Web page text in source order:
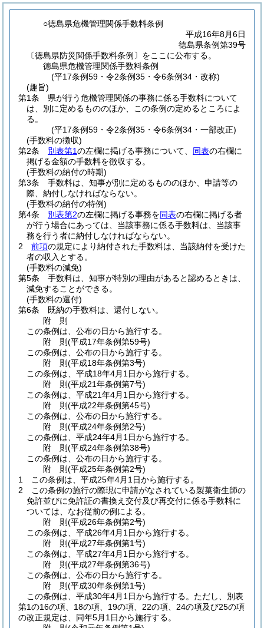
○徳島県危機管理関係手数料条例
平成16年8月6日
徳島県条例第39号
〔徳島県防災関係手数料条例〕をここに公布する。
徳島県危機管理関係手数料条例
(平17条例59・令2条例35・令6条例34・改称)
(趣旨)
第1条
県が行う危機管理関係の事務に係る手数料について
は、別に定めるもののほか、この条例の定めるところによ
る。
(平17条例59・令2条例35・令6条例34・一部改正)
(手数料の徴収)
第2条
別表第1の左欄に掲げる事務について、 同表の右欄に
掲げる金額の手数料を徴収する。
(手数料の納付の時期)
第3条
手数料は、知事が別に定めるもののほか、申請等の
際、納付しなければならない。
(手数料の納付の特例)
第4条
別表第2の左欄に掲げる事務を同表の右欄に掲げる者
が行う場合にあっては、当該事務に係る手数料は、当該事
務を行う者に納付しなければならない。
2
前項の規定により納付された手数料は、当該納付を受けた
者の収入とする。
(手数料の減免)
第5条
手数料は、知事が特別の理由があると認めるときは、
減免することができる。
(手数料の還付)
第6条
既納の手数料は、還付しない。
附 則
この条例は、公布の日から施行する。
附 則(平成17年条例第59号)
この条例は、公布の日から施行する。
附 則(平成18年条例第3号)
この条例は、平成18年4月1日から施行する。
附 則(平成21年条例第7号)
この条例は、平成21年4月1日から施行する。
附 則(平成22年条例第45号)
この条例は、公布の日から施行する。
附 則(平成24年条例第2号)
この条例は、平成24年4月1日から施行する。
附 則(平成24年条例第38号)
この条例は、公布の日から施行する。
附 則(平成25年条例第2号)
1
この条例は、平成25年4月1日から施行する。
2
この条例の施行の際現に申請がなされている製菓衛生師の
免許並びに免許証の書換え交付及び再交付に係る手数料に
ついては、なお従前の例による。
附 則(平成26年条例第2号)
この条例は、平成26年4月1日から施行する。
附 則(平成27年条例第1号)
この条例は、平成27年4月1日から施行する。
附 則(平成27年条例第36号)
この条例は、公布の日から施行する。
附 則(平成30年条例第1号)
この条例は、平成30年4月1日から施行する。 ただし、別表
第1の16の項、18の項、19の項、22の項、24の項及び25の項
の改正規定は、同年5月1日から施行する。